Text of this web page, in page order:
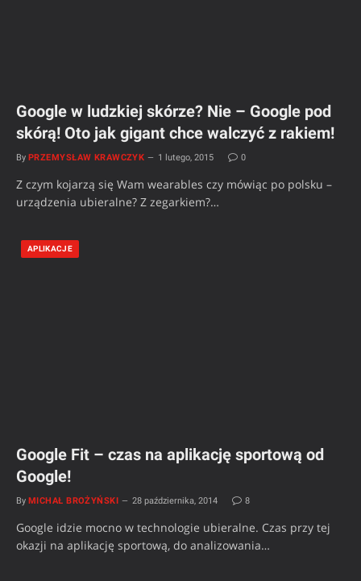
Google w ludzkiej skórze? Nie – Google pod
skórą! Oto jak gigant chce walczyć z rakiem!
By PRZEMYSŁAW KRAWCZYK 1 lutego, 2015 0
Z czym kojarzą się Wam wearables czy mówiąc po polsku –
urządzenia ubieralne? Z zegarkiem?…
APLIKACJE
Google Fit – czas na aplikację sportową od
Google!
By MICHAŁ BROŻYŃSKI 28 października, 2014 8
Google idzie mocno w technologie ubieralne. Czas przy tej
okazji na aplikację sportową, do analizowania…